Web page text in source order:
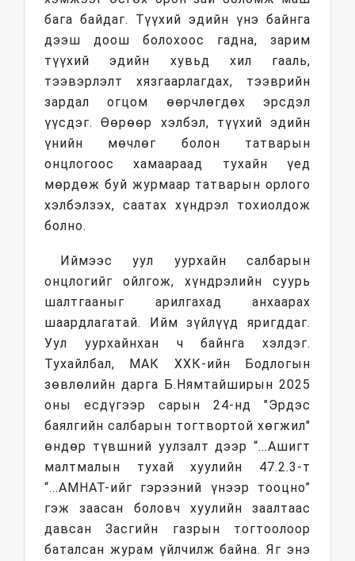
бага байдаг. Түүхий эдийн үнэ байнга
дээш доош болохоос гадна, зарим
түүхий эдийн хувьд хил гааль,
тээвэрлэлт хязгаарлагдах, тээврийн
зардал огцом өөрчлөгдөх эрсдэл
үүсдэг. Өөрөөр хэлбэл, түүхий эдийн
үнийн мөчлөг болон татварын
онцлогоос хамаараад тухайн үед
мөрдөж буй журмаар татварын орлого
хэлбэлзэх, саатах хүндрэл тохиолдож
болно.
Иймээс уул уурхайн салбарын
онцлогийг ойлгож, хүндрэлийн суурь
шалтгааныг арилгахад анхаарах
шаардлагатай. Ийм зүйлүүд яригддаг.
Уул уурхайнхан ч байнга хэлдэг.
Тухайлбал, МАК ХХК-ийн Бодлогын
зөвлөлийн дарга Б.Нямтайширын 2025
оны есдүгээр сарын 24-нд "Эрдэс
баялгийн салбарын тогтвортой хөгжил"
өндөр түвшний уулзалт дээр “...Ашигт
малтмалын тухай хуулийн 47.2.3-т
“...АМНАТ-ийг гэрээний үнээр тооцно”
гэж заасан боловч хуулийн заалтаас
давсан Засгийн газрын тогтоолоор
баталсан журам үйлчилж байна. Яг энэ